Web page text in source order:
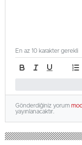
En az 10 karakter gerekli
Gönderdiğiniz yorum
yayınlanacaktır.